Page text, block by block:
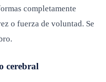
completamente
o fuerza de voluntad. Se
cerebral